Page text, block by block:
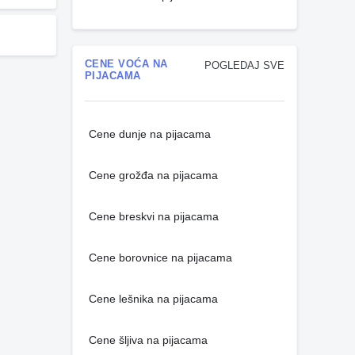
POGLEDAJ SVE
CENE VOĆA NA
PIJACAMA
Cene dunje na pijacama
Cene grožđa na pijacama
Cene breskvi na pijacama
Cene borovnice na pijacama
Cene lešnika na pijacama
Cene šljiva na pijacama